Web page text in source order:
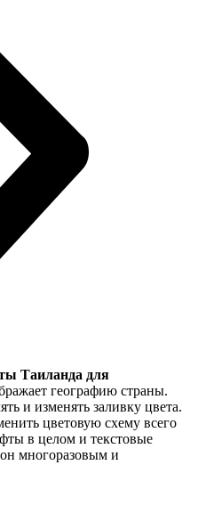
Таиланда для
географию страны.
и изменять заливку цвета.
цветовую схему всего
в целом и текстовые
многоразовым и